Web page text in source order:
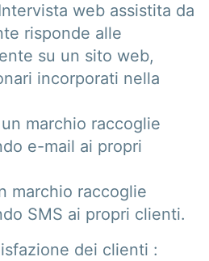
web assistita da
risponde alle
su un sito web,
incorporati nella
marchio raccoglie
e-mail ai propri
marchio raccoglie
SMS ai propri clienti.
dei clienti :